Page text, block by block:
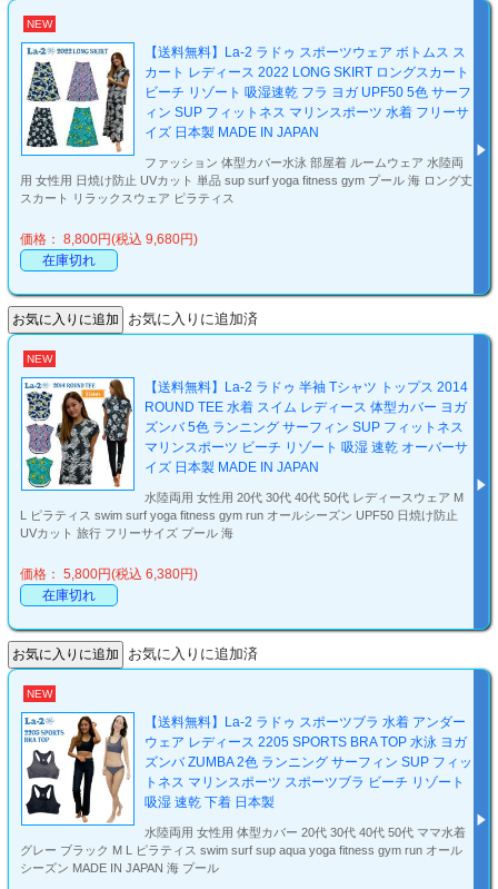
NEW
【送料無料】La-2 ラドゥ スポーツウェア ボトムス ス
カート レディース 2022 LONG SKIRT ロングスカート
ビーチ リゾート 吸湿速乾 フラ ヨガ UPF50 5色 サーフ
ィン SUP フィットネス マリンスポーツ 水着 フリーサ
イズ 日本製 MADE IN JAPAN
ファッション 体型カバー水泳 部屋着 ルームウェア 水陸両
用 女性用 日焼け防止 UVカット 単品 sup surf yoga fitness gym プール 海 ロング丈
スカート リラックスウェア ピラティス
価格： 8,800円(税込 9,680円)
在庫切れ
お気に入りに追加済
NEW
【送料無料】La-2 ラドゥ 半袖 Tシャツ トップス 2014
ROUND TEE 水着 スイム レディース 体型カバー ヨガ
ズンバ 5色 ランニング サーフィン SUP フィットネス
マリンスポーツ ビーチ リゾート 吸湿 速乾 オーバーサ
イズ 日本製 MADE IN JAPAN
水陸両用 女性用 20代 30代 40代 50代 レディースウェア M
L ピラティス swim surf yoga fitness gym run オールシーズン UPF50 日焼け防止
UVカット 旅行 フリーサイズ プール 海
価格： 5,800円(税込 6,380円)
在庫切れ
お気に入りに追加済
NEW
【送料無料】La-2 ラドゥ スポーツブラ 水着 アンダー
ウェア レディース 2205 SPORTS BRA TOP 水泳 ヨガ
ズンバ ZUMBA 2色 ランニング サーフィン SUP フィッ
トネス マリンスポーツ スポーツブラ ビーチ リゾート
吸湿 速乾 下着 日本製
水陸両用 女性用 体型カバー 20代 30代 40代 50代 ママ水着
グレー ブラック M L ピラティス swim surf sup aqua yoga fitness gym run オール
シーズン MADE IN JAPAN 海 プール